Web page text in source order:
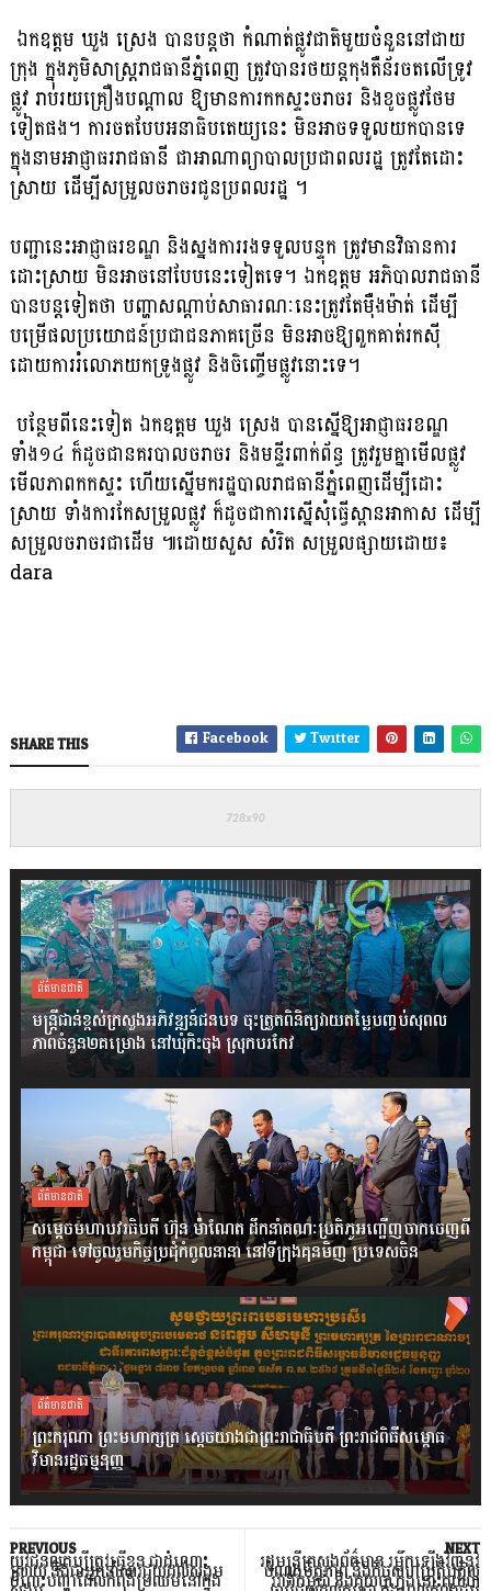
ឯកឧត្តម ឃួង ស្រេង បានបន្តថា កំណាត់ផ្លូវជាតិមួយចំនួននៅជាយ
ក្រុង ក្នុងភូមិសាស្ត្ររាជធានីភ្នំពេញ ត្រូវបានរថយន្តកុងតឺន័រចតលើទ្រូវ
ផ្លូវ រាប់រយគ្រឿងបណ្តាល ឱ្យមានការកកស្ទះចរាចរ និងខូចផ្លូវថែម
ទៀតផង។ ការចតបែបអនាធិបតេយ្យនេះ មិនអាចទទួលយកបានទេ
ក្នុងនាមអាជ្ញាធររាជធានី ជាអាណាព្យាបាលប្រជាពលរដ្ឋ ត្រូវតែដោះ
ស្រាយ ដើម្បីសម្រួលចរាចរជូនប្រពលរដ្ឋ ។
បញ្ជានេះអាជ្ញាធរខណ្ឌ និងស្នងការរងទទួលបន្ទុក ត្រូវមានវិធានការ
ដោះស្រាយ មិនអាចនៅបែបនេះទៀតទេ។ ឯកឧត្តម អភិបាលរាជធានី
បានបន្តទៀតថា បញ្ហាសណ្តាប់សាធារណៈនេះត្រូវតែម៉ឺងម៉ាត់ ដើម្បី
បម្រើផលប្រយោជន៍ប្រជាជនភាគច្រើន មិនអាចឱ្យពួកគាត់រកស៊ី
ដោយការរំលោភយកទ្រូងផ្លូវ និងចិញ្ចើមផ្លូវនោះទេ។
បន្ថែមពីនេះទៀត ឯកឧត្តម ឃួង ស្រេង បានស្នើឱ្យអាជ្ញាធរខណ្ឌ
ទាំង១៤ ក៏ដូចជានគរបាលចរាចរ និងមន្ទីរពាក់ព័ន្ធ ត្រូវរួមគ្នាមើលផ្លូវ
មើលភាពកកស្ទះ ហើយស្នើមករដ្ឋបាលរាជធានីភ្នំពេញដើម្បីដោះ
ស្រាយ ទាំងការកែសម្រួលផ្លូវ ក៏ដូចជាការស្នើសុំធ្វើស្ពានអាកាស ដើម្បី
សម្រួលចរាចរជាដើម ៕ដោយសួស សំរិត សម្រួលផ្សាយដោយ៖
dara
SHARE THIS Facebook Twitter
ព័ត៌មានជាតិ
មន្ត្រីជាន់ខ្ពស់ក្រសួងអភិវឌ្ឍន៍ជនបទ ចុះត្រួតពិនិត្យវាយតម្លៃបញ្ចប់សុពល
ភាពចំនួន២គម្រោង នៅឃុំកិះចុង ស្រុកបរកែវ
ព័ត៌មានជាតិ
សម្តេចមហាបវរធិបតី ហ៊ុន ម៉ាណែត ដឹកនាំគណៈប្រតិភូអញ្ជើញចាកចេញពី
កម្ពុជា ទៅចូលរួមកិច្ចប្រជុំកំពូលនានា នៅទីក្រុងគុនមិញ ប្រទេសចិន
ព័ត៌មានជាតិ
ព្រះករុណា ព្រះមហាក្សត្រ ស្តេចយាងជាព្រះរាជាធិបតី ព្រះរាជពិធីសម្ពោធ
វិមានរដ្ឋធម្មនុញ្ញ
NEXT
រដ្ឋមន្រ្តីក្រសួងព័ត៌មាន រម្លឹកឡើងវិញនូវ
ចំណងមិត្តភាព និងកិច្ចសហប្រតិបត្តិល្អ
រវាងកម្ពុជា និងគុយបា ក្នុងនោះគុយបា
PREVIOUS
យុវជនល្អគប្បីត្រូវធ្វើខ្លួន ជាដំណោះ
ស្រាយ និងជាអ្នកនាំសារជួយដល់សង្គម
ចំពោះបញ្ហាដែលកំពុងប្រឈមនៅក្នុង